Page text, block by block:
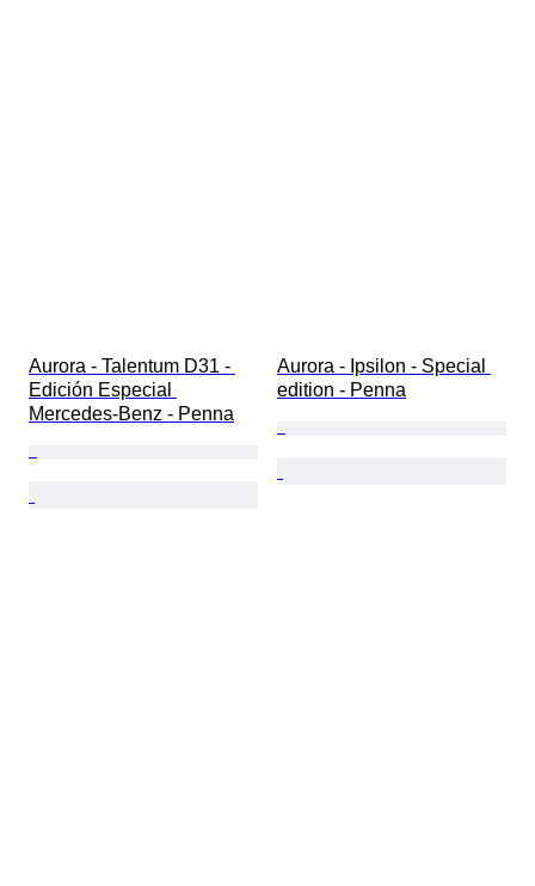
Aurora - Talentum D31 -
Edición Especial
Mercedes-Benz - Penna
Aurora - Ipsilon - Special
edition - Penna